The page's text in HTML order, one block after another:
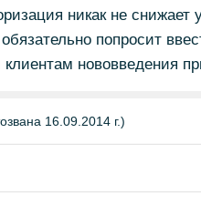
никак не снижает
попросит
нововведения
16.09.2014 г.)